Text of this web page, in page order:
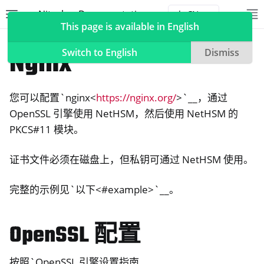
Nitrokey Documentation
navigation of Nitrokeys
navigation of NitroPad, NitroPC
navigation of NextBox
navigation of NetHSM
Nginx
您可以配置`nginx<https://nginx.org/>`__，通过
OpenSSL 引擎使用 NetHSM，然后使用 NetHSM 的
PKCS#11 模块。
证书文件必须在磁盘上，但私钥可通过 NetHSM 使用。
完整的示例见`以下<#example>`__。
OpenSSL 配置
This page is available in English
Switch to English
Dismiss